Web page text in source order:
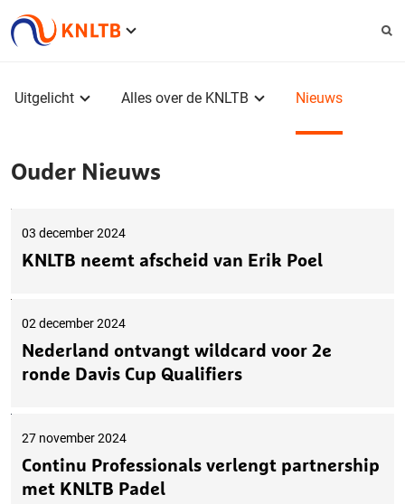
Uitgelicht Alles over de KNLTB Nieuws
Ouder Nieuws
03 december 2024
KNLTB neemt afscheid van Erik Poel
02 december 2024
Nederland ontvangt wildcard voor 2e
ronde Davis Cup Qualifiers
27 november 2024
Continu Professionals verlengt partnership
met KNLTB Padel